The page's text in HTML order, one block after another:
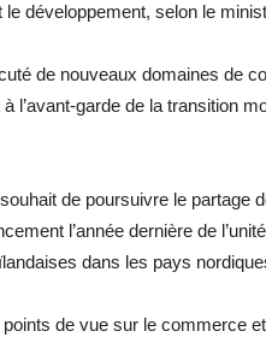
développement, selon le
de nouveaux domaines de
l’avant-garde de la transition
de poursuivre le partage
l’année dernière de
dans les pays
de vue sur le commerce